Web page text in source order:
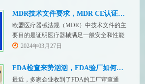
管要求，即他们必须在沙特阿拉伯获得其设
务，FDASUNGO全球合规业务版图再添新模
块。F
MDR技术文件要求，MDR CE认证办理
欧盟医疗器械法规（MDR）中技术文件的主
要目的是证明医疗器械满足一般安全和性能
要求。无论类别如何，所有医疗设备都必须
有关技术文件的要求。MDR技术文档结构：
2024年03月27日
FDA检查来势汹汹，FDA验厂如何应对？
最近，多家企业收到了FDA的工厂审查通